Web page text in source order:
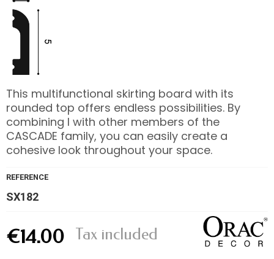
This multifunctional skirting board with its
rounded top offers endless possibilities. By
combining l with other members of the
CASCADE family, you can easily create a
cohesive look throughout your space.
REFERENCE
SX182
€14.00 Tax included